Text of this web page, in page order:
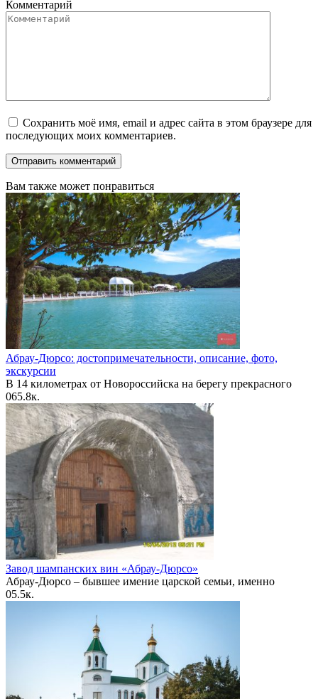
Комментарий
Сохранить моё имя, email и адрес сайта в этом браузере для
последующих моих комментариев.
Вам также может понравиться
Абрау-Дюрсо: достопримечательности, описание, фото,
экскурсии
В 14 километрах от Новороссийска на берегу прекрасного
065.8к.
Завод шампанских вин «Абрау-Дюрсо»
Абрау-Дюрсо – бывшее имение царской семьи, именно
05.5к.